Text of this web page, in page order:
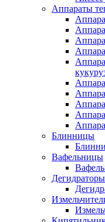
Аппараты
Блинницы
Вафельницы
Дегидраторы